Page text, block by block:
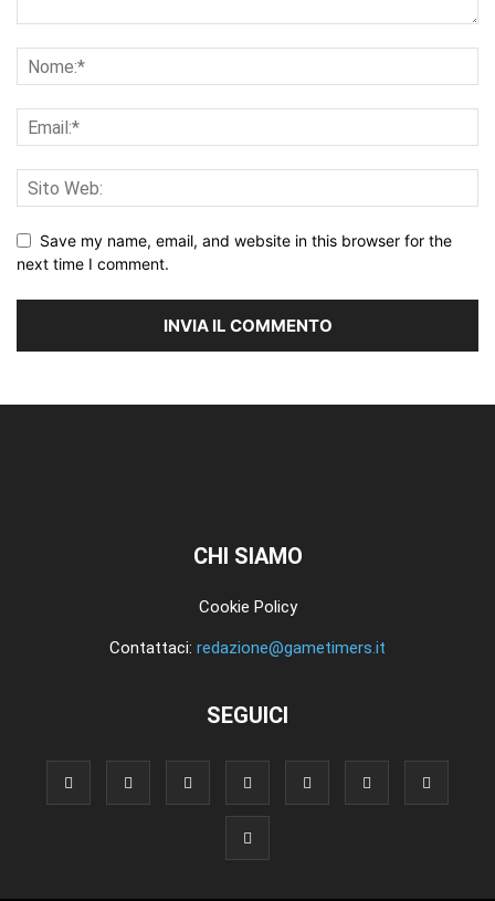
Save my name, email, and website in this browser for the
next time I comment.
CHI SIAMO
Cookie Policy
Contattaci: redazione@gametimers.it
SEGUICI